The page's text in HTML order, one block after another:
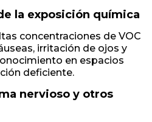
la exposición química
concentraciones de VOC
irritación de ojos y
en espacios
deficiente.
nervioso y otros